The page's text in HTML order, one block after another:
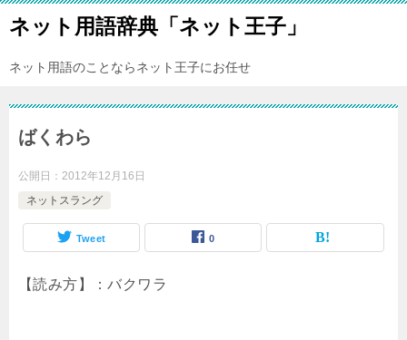
ネット用語辞典「ネット王子」
ネット用語のことならネット王子にお任せ
ばくわら
公開日： 2012年12月16日
ネットスラング
Tweet 0
【読み方】：バクワラ